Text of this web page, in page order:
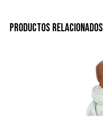
PRODUCTOS RELACIONADOS